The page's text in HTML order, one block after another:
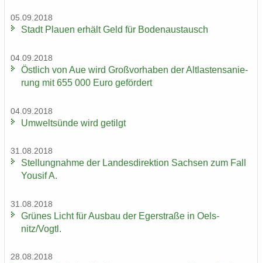
05.09.2018
Stadt Plau­en er­hält Geld für Bo­den­aus­tausch
04.09.2018
Öst­lich von Aue wird Groß­vor­ha­ben der Alt­las­ten­sa­nie­
rung mit 655 000 Euro ge­för­dert
04.09.2018
Um­welt­sün­de wird ge­tilgt
31.08.2018
Stel­lung­nah­me der Lan­des­di­rek­ti­on Sach­sen zum Fall
You­sif A.
31.08.2018
Grü­nes Licht für Aus­bau der Eger­stra­ße in Oels­
nitz/Vogtl.
28.08.2018